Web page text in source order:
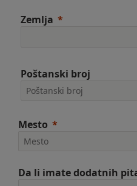
Zemlja
Poštanski broj
Mesto
Da li imate dodatnih